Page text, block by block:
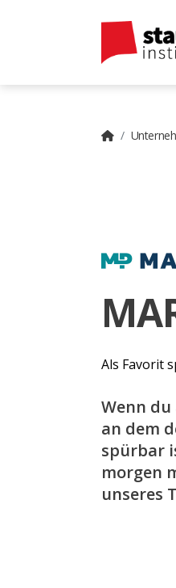
Als Favorit
Wenn
an dem
spürbar
morgen
unseres